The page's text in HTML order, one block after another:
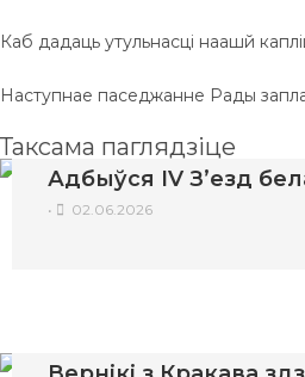
Каб дадаць утульнасці наашй
Наступнае паседжанне Рады
Таксама паглядзіце
Адбыўся IV З’езд
• 02.06.2026